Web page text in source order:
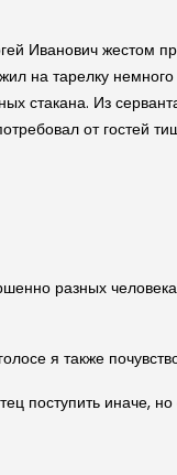
Иванович жестом
на тарелку
стакана. Из
от гостей
разных
я также
поступить иначе,